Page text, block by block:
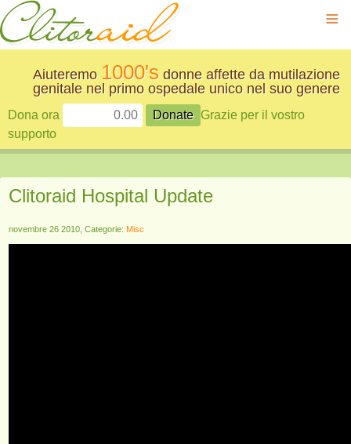
≡
Aiuteremo 1000's donne affette da mutilazione
genitale nel primo ospedale unico nel suo genere
Dona ora
Grazie per il vostro
supporto
Clitoraid Hospital Update
novembre 26 2010, Categorie: Misc